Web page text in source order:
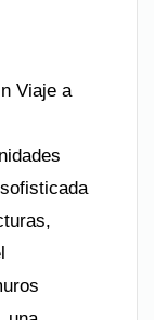
Viaje a